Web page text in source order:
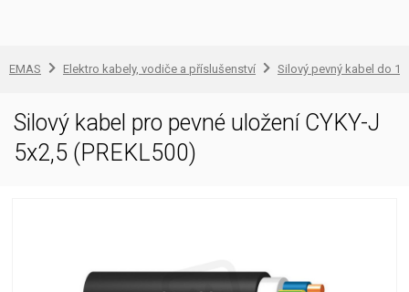
EMAS Elektro kabely, vodiče a příslušenství Silový pevný kabel do 1
Silový kabel pro pevné uložení CYKY-J
5x2,5 (PREKL500)